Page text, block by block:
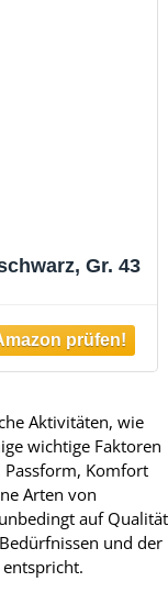
Gr. 43
Aktivitäten, wie
wichtige Faktoren
Passform, Komfort
Arten von
auf Qualität
und der